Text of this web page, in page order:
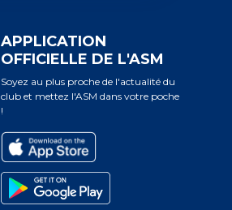
APPLICATION
OFFICIELLE DE L'ASM
Soyez au plus proche de l'actualité du
club et mettez l'ASM dans votre poche
!